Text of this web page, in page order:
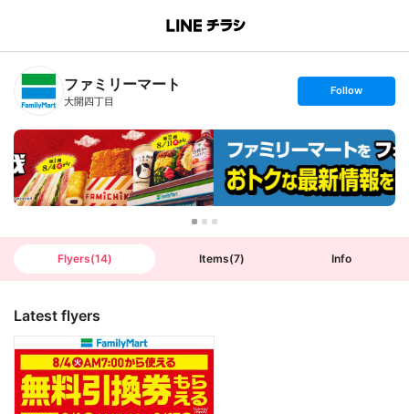
B
n
T
ファミリーマート
大開四丁目
s
t
o
l
w
Follow
Flyers(14) Items(7) Info
Latest flyers